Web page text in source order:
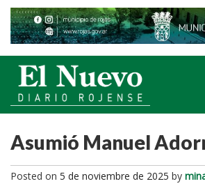
Asumió Manuel
Posted on 5 de noviembre de 2025 by